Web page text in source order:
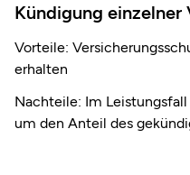
Kündigung einzelner
Vorteile:
erhalten
Nachteile: Im
um den Anteil des